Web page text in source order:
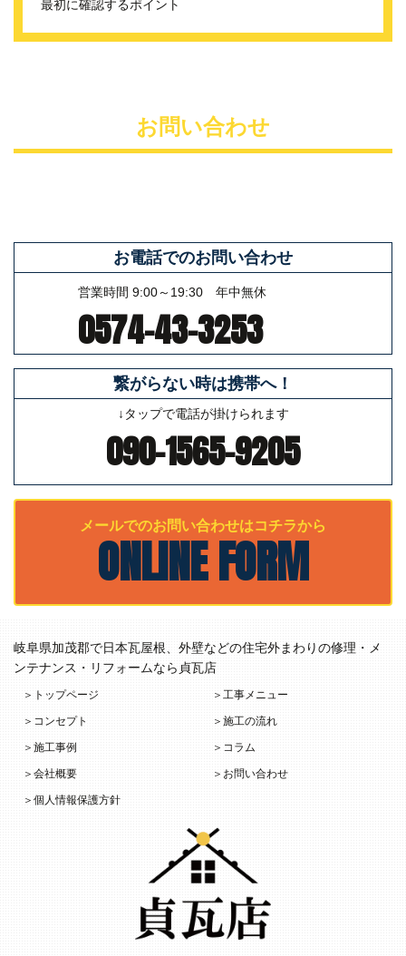
最初に確認するポイント
2026/03/12
雪害による屋根破損を防ぐための対策とは
2026/03/11
屋根裏にカビが発生する原因と対策方法
漆喰剥がれが招く被害と早期補修の重要性
お電話でのお問い合わせ
営業時間 9:00～19:30 年中無休
0574-43-3253
繋がらない時は携帯へ！
↓タップで電話が掛けられます
090-1565-9205
メールでのお問い合わせはコチラから
ONLINE FORM
岐阜県加茂郡で日本瓦屋根、外壁などの住宅外まわりの修理・メ
ンテナンス・リフォームなら貞瓦店
＞トップページ ＞工事メニュー
＞コンセプト ＞施工の流れ
＞施工事例 ＞コラム
＞会社概要 ＞お問い合わせ
＞個人情報保護方針